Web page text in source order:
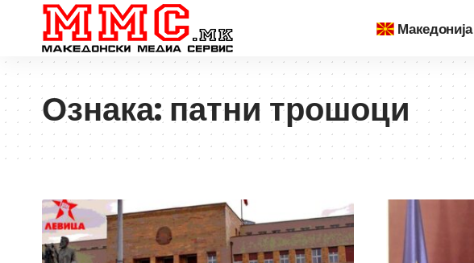
Македонија
Ознака:патни трошоци